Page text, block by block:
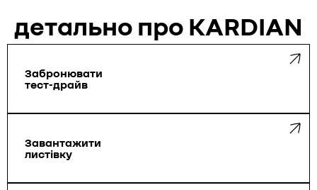
детально про KARDIAN
Забронювати
тест-драйв
Завантажити
листівку